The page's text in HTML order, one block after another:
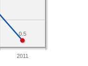
2011
0.5